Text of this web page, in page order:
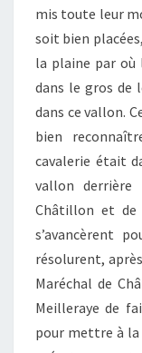
mis toute leur
soit bien
la plaine par
dans le gros de
dans ce vallon.
bien
cavalerie était
vallon derrière
Châtillon et de
s’avancèrent
résolurent,
Maréchal de
Meilleraye de
pour mettre à la